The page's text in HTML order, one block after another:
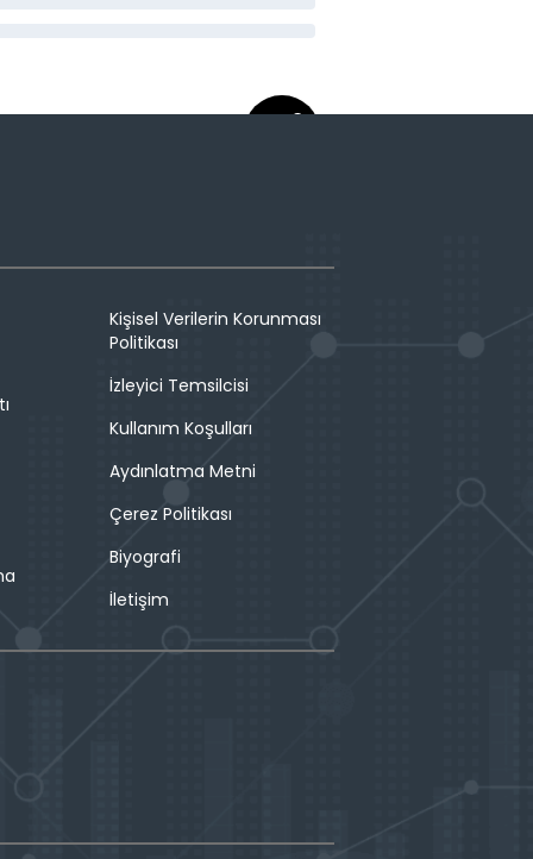
Kişisel Verilerin Korunması
Politikası
İzleyici Temsilcisi
Kullanım Koşulları
Aydınlatma Metni
Çerez Politikası
Biyografi
İletişim